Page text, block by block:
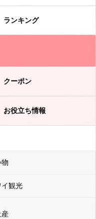
ランキング
クーポン
お役立ち情報
物
観光
産